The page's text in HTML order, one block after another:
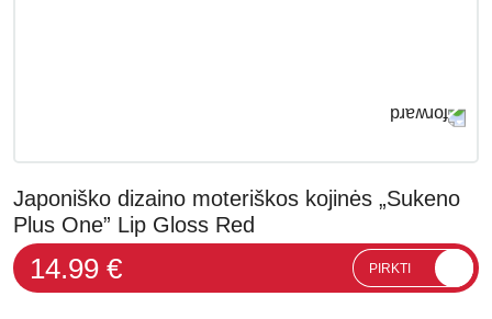
Japoniško dizaino moteriškos kojinės „Sukeno
Plus One” Lip Gloss Red
14.99 € PIRKTI